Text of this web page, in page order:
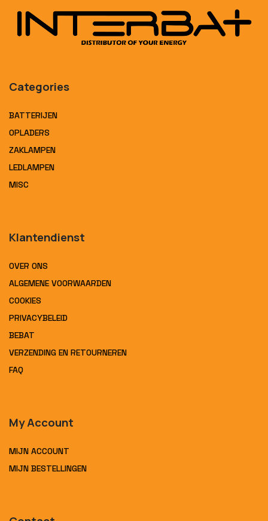
Categories
BATTERIJEN
OPLADERS
ZAKLAMPEN
LEDLAMPEN
MISC
Klantendienst
OVER ONS
ALGEMENE VOORWAARDEN
COOKIES
PRIVACYBELEID
BEBAT
VERZENDING EN RETOURNEREN
FAQ
My Account
MIJN ACCOUNT
MIJN BESTELLINGEN